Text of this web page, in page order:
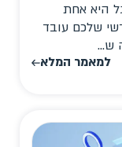
היא אחת
שלכם עובד
ש...
למאמר המלא